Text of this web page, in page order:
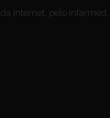
Internet, pelo Infarmed.